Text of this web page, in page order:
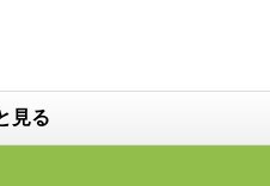
見る